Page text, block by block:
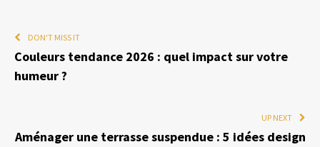
DON'T MISS IT
Couleurs tendance 2026 : quel impact sur votre
humeur ?
UP NEXT
Aménager une terrasse suspendue : 5 idées design